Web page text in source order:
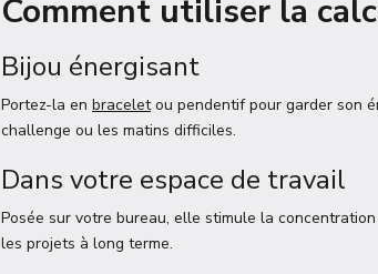
Comment utiliser la
Bijou énergisant
Portez-la en braceletou pendentif pour garder son
challenge ou les matins difficiles.
Dans votre espace de travail
Posée sur votre bureau, elle stimule la
les projets à long terme.